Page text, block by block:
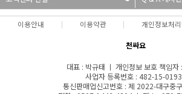
이용안내 이용약관 개인정보처
천싸요
대표 : 박규태 ㅣ 개인정보 보호 책임자
사업자 등록번호 : 482-15-
통신판매업신고번호 : 제 2022-대구중